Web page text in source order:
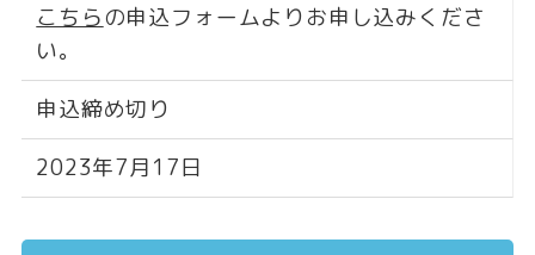
こちらの申込フォームよりお申し込みくださ
い。
申込締め切り
2023年7月17日